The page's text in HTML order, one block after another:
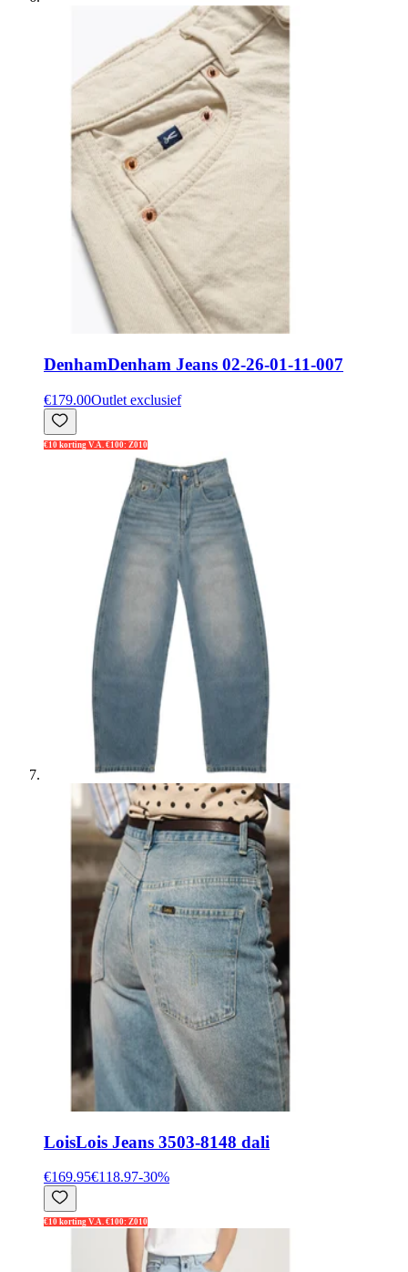
DenhamDenham Jeans 02-26-01-11-007
€179.00Outlet exclusief
€10 korting V.A. €100: Z010
LoisLois Jeans 3503-8148 dali
€169.95€118.97-30%
€10 korting V.A. €100: Z010